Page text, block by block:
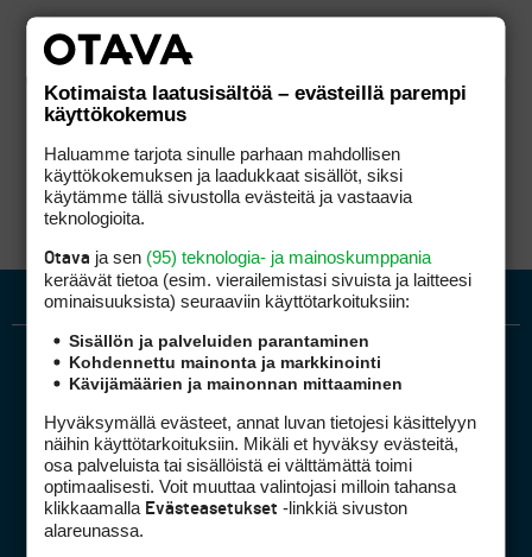
Golfpiste mediakortti
Kotimaista laatusisältöä – evästeillä parempi
käyttökokemus
Haluamme tarjota sinulle parhaan mahdollisen
käyttökokemuksen ja laadukkaat sisällöt, siksi
käytämme tällä sivustolla evästeitä ja vastaavia
teknologioita.
Otava ja sen (95) teknologia- ja mainoskumppania
keräävät tietoa (esim. vierailemis­tasi sivuista ja laitteesi
ominaisuuk­sista) seuraaviin käyttötarkoituksiin:
Sisällön ja palveluiden parantaminen
Kohdennettu mainonta ja markkinointi
Kävijämäärien ja mainonnan mittaaminen
Hyväksymällä evästeet, annat luvan tietojesi käsittelyyn
näihin käyttötarkoituksiin. Mikäli et hyväksy evästeitä,
osa palveluista tai sisällöistä ei välttämättä toimi
optimaalisesti. Voit muuttaa valintojasi milloin tahansa
klikkaamalla Evästeasetukset -linkkiä sivuston
alareunassa.